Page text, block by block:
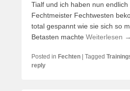
Tialf und ich haben nun
Fechtmeister Fechtwesten
total gespannt wie sie sich so
Betasten machte Weiterlesen →
Posted in Fechten Tagged
reply